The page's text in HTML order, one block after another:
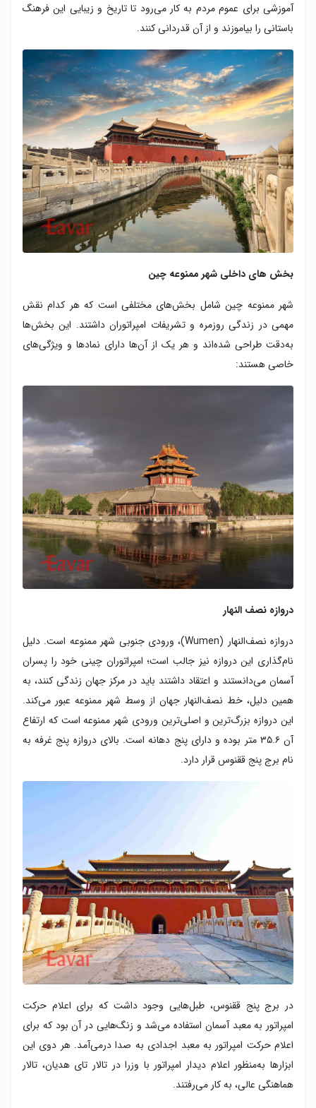
آموزشی برای عموم مردم به کار می‌رود تا تاریخ و زیبایی این فرهنگ
باستانی را بیاموزند و از آن قدردانی کنند.
بخش های داخلی شهر ممنوعه چین
شهر ممنوعه چین شامل بخش‌های مختلفی است که هر کدام نقش
مهمی در زندگی روزمره و تشریفات امپراتوران داشتند. این بخش‌ها
به‌دقت طراحی شده‌اند و هر یک از آن‌ها دارای نمادها و ویژگی‌های
خاصی هستند:
دروازه نصف النهار
دروازه نصف‌النهار (Wumen)، ورودی جنوبی شهر ممنوعه است. دلیل
نام‌گذاری این دروازه نیز جالب است؛ امپراتوران چینی خود را پسران
آسمان می‌دانستند و اعتقاد داشتند باید در مرکز جهان زندگی کنند، به
همین دلیل، خط نصف‌النهار جهان از وسط شهر ممنوعه عبور می‌کند.
این دروازه بزرگ‌ترین و اصلی‌ترین ورودی شهر ممنوعه است که ارتفاع
آن ۳۵.۶ متر بوده و دارای پنج دهانه است. بالای دروازه پنج غرفه به
نام برج پنج ققنوس قرار دارد.
در برج پنج ققنوس، طبل‌هایی وجود داشت که برای اعلام حرکت
امپراتور به معبد آسمان استفاده می‌شد و زنگ‌هایی در آن بود که برای
اعلام حرکت امپراتور به معبد اجدادی به صدا درمی‌آمد. هر دوی این
ابزارها به‌منظور اعلام دیدار امپراتور با وزرا در تالار تای هدیان، تالار
هماهنگی عالی، به کار می‌رفتند.